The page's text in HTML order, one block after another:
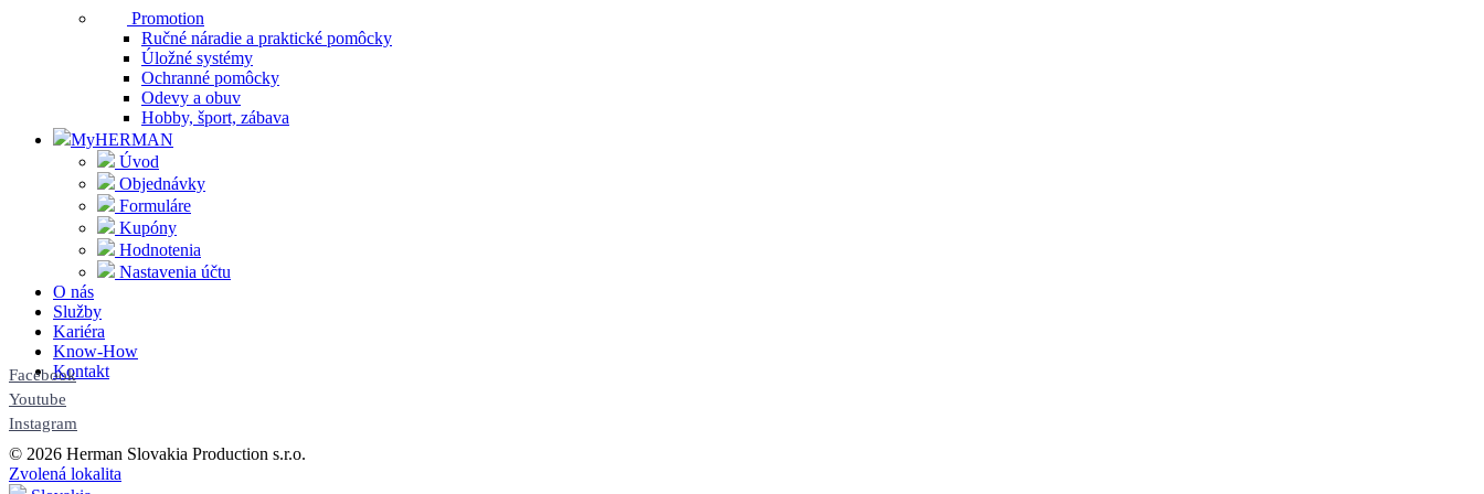
Promotion
Ručné náradie a praktické pomôcky
Úložné systémy
Ochranné pomôcky
Odevy a obuv
Hobby, šport, zábava
MyHERMAN
Úvod
Objednávky
Formuláre
Kupóny
Hodnotenia
Nastavenia účtu
O nás
Služby
Kariéra
Know-How
Kontakt
Facebook
Youtube
Instagram
© 2026 Herman Slovakia Production s.r.o.
Zvolená lokalita